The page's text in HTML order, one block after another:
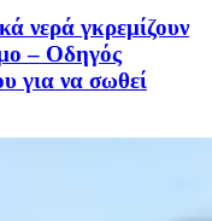
νερά γκρεμίζουν
– Οδηγός
για να σωθεί